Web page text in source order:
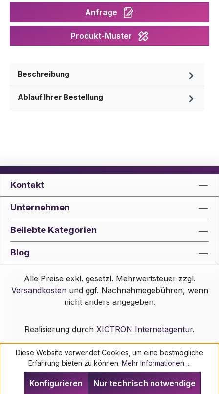
Anfrage
Produkt-Muster
Beschreibung
Ablauf Ihrer Bestellung
Kontakt
Unternehmen
Beliebte Kategorien
Blog
Alle Preise exkl. gesetzl. Mehrwertsteuer zzgl.
Versandkostenund ggf. Nachnahmegebühren, wenn
nicht anders angegeben.
Realisierung durch XICTRON Internetagentur.
Diese Website verwendet Cookies, um eine bestmögliche
Erfahrung bieten zu können. Mehr Informationen ...
Nur technisch notwendige
Konfigurieren